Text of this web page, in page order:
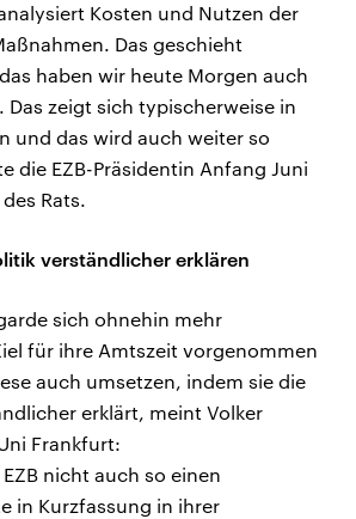
Kosten und Nutzen der
Das geschieht
haben wir heute Morgen auch
Das zeigt sich typischerweise in
und das wird auch weiter so
die EZB-Präsidentin Anfang Juni
Rats.
verständlicher erklären
sich ohnehin mehr
für ihre Amtszeit vorgenommen
auch umsetzen, indem sie die
erklärt, meint Volker
Frankfurt:
nicht auch so einen
in Kurzfassung in ihrer